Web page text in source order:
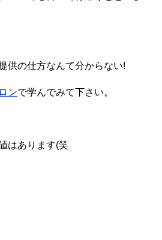
供の仕方なんて分からない!
ンで学んでみて下さい。
はあります(笑